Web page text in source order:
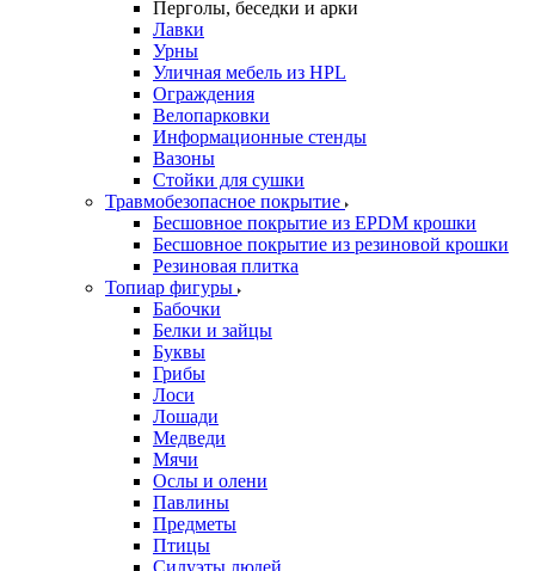
Перголы, беседки и арки
Лавки
Урны
Уличная мебель из HPL
Ограждения
Велопарковки
Информационные стенды
Вазоны
Стойки для сушки
Травмобезопасное покрытие
Бесшовное покрытие из EPDM крошки
Бесшовное покрытие из резиновой крошки
Резиновая плитка
Топиар фигуры
Бабочки
Белки и зайцы
Буквы
Грибы
Лоси
Лошади
Медведи
Мячи
Ослы и олени
Павлины
Предметы
Птицы
Силуэты людей